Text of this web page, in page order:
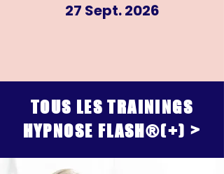
27 Sept. 2026
TOUS LES TRAININGS
HYPNOSE FLASH®(+) >